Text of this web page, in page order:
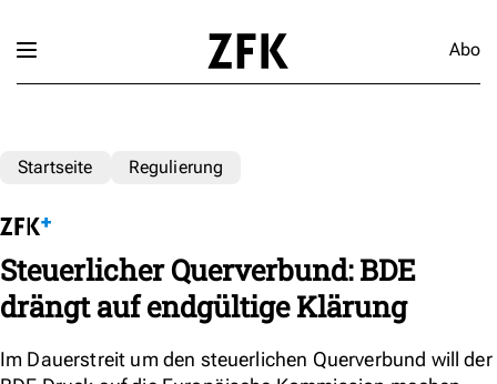
Abo
Startseite Regulierung
Steuerlicher Querverbund: BDE
drängt auf endgültige Klärung
Im Dauerstreit um den steuerlichen Querverbund will der